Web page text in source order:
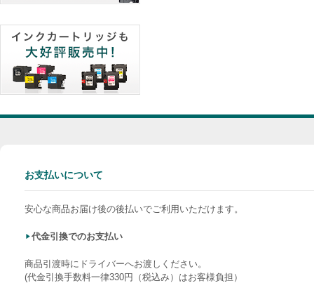
お支払いについて
安心な商品お届け後の後払いでご利用いただけます。
代金引換でのお支払い
商品引渡時にドライバーへお渡しください。
(代金引換手数料一律330円（税込み）はお客様負担）